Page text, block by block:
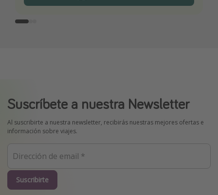
Suscríbete a nuestra Newsletter
Al suscribirte a nuestra newsletter, recibirás nuestras mejores ofertas e
información sobre viajes.
Suscribirte